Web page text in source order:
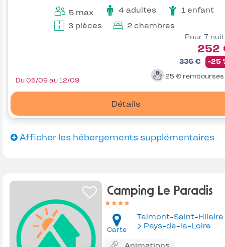
5 max 4 adultes
1 enfant
3 pièces
2 chambres
Pour 7
252
336 € -25
25 € remboursés
Détails
Du 05/09 au 12/09
Afficher les hébergements supplémentaires
Camping Le Paradis
Carte
Talmont-Saint-Hilaire
Pays-de-la-Loire